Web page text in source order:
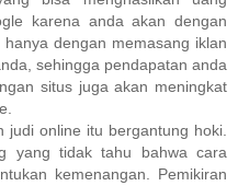
karena anda akan dengan
dengan memasang iklan
sehingga pendapatan anda
situs juga akan meningkat
judi online itu bergantung hoki.
yang tidak tahu bahwa cara
kemenangan. Pemikiran